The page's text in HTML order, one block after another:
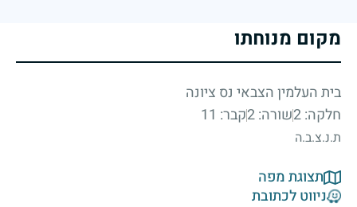
מקום מנוחתו
בית העלמין הצבאי נס ציונה
חלקה: 2
שורה: 2 קבר: 11
ת.נ.צ.ב.ה
תצוגת מפה
ניווט לכתובת